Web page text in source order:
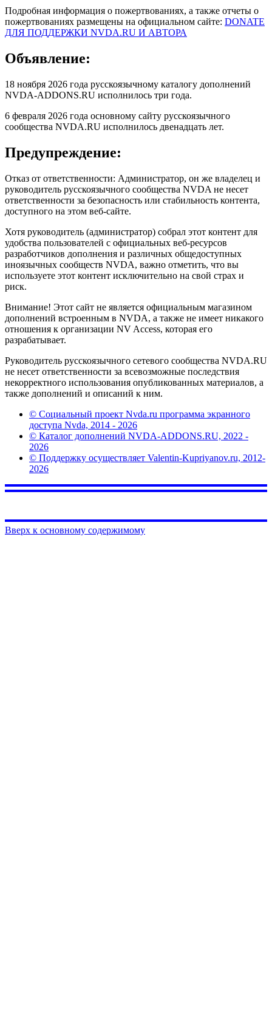
Подробная информация о пожертвованиях, а также отчеты о
пожертвованиях размещены на официальном сайте: DONATE
ДЛЯ ПОДДЕРЖКИ NVDA.RU И АВТОРА
Объявление:
18 ноября 2026 года русскоязычному каталогу дополнений
NVDA-ADDONS.RU исполнилось три года.
6 февраля 2026 года основному сайту русскоязычного
сообщества NVDA.RU исполнилось двенадцать лет.
Предупреждение:
Отказ от ответственности: Администратор, он же владелец и
руководитель русскоязычного сообщества NVDA не несет
ответственности за безопасность или стабильность контента,
доступного на этом веб-сайте.
Хотя руководитель (администратор) собрал этот контент для
удобства пользователей с официальных веб-ресурсов
разработчиков дополнения и различных общедоступных
иноязычных сообществ NVDA, важно отметить, что вы
используете этот контент исключительно на свой страх и
риск.
Внимание! Этот сайт не является официальным магазином
дополнений встроенным в NVDA, а также не имеет никакого
отношения к организации NV Access, которая его
разрабатывает.
Руководитель русскоязычного сетевого сообщества NVDA.RU
не несет ответственности за всевозможные последствия
некорректного использования опубликованных материалов, а
также дополнений и описаний к ним.
© Социальный проект Nvda.ru программа экранного
доступа Nvda, 2014 - 2026
© Каталог дополнений NVDA-ADDONS.RU, 2022 -
2026
© Поддержку осуществляет Valentin-Kupriyanov.ru, 2012-
2026
Вверх к основному содержимому